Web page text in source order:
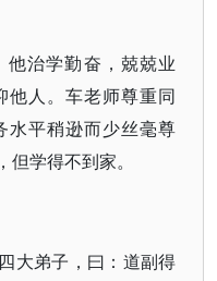
治学勤奋，兢兢业
他人。车老师尊重同
水平稍逊而少丝毫尊
学得不到家。
大弟子，曰：道副得